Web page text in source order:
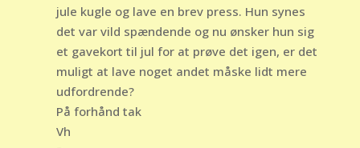
jule kugle og lave en brev press. Hun synes
det var vild spændende og nu ønsker hun sig
et gavekort til jul for at prøve det igen, er det
muligt at lave noget andet måske lidt mere
udfordrende?
På forhånd tak
Vh